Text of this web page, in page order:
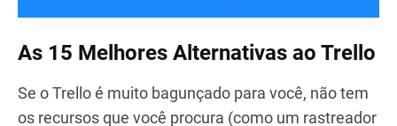
As 15 Melhores Alternativas ao Trello
Se o Trello é muito bagunçado para você, não tem
os recursos que você procura (como um rastreador